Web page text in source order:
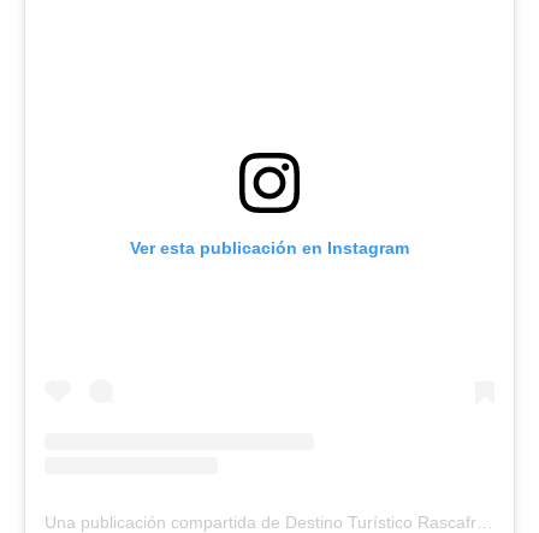
Ver esta publicación en Instagram